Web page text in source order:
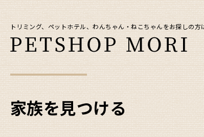
トリミング、ペットホテル、わんちゃん・ねこちゃんをお探しの方
家族を見つける